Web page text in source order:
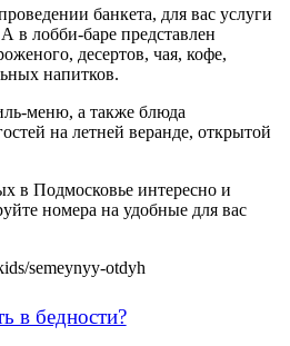
банкета, для вас услуги
в лобби-баре представлен
десертов, чая, кофе,
напитков.
меню, а также блюда
на летней веранде, открытой
в Подмосковье интересно и
номера на удобные для вас
semeynyy-otdyh
в бедности?